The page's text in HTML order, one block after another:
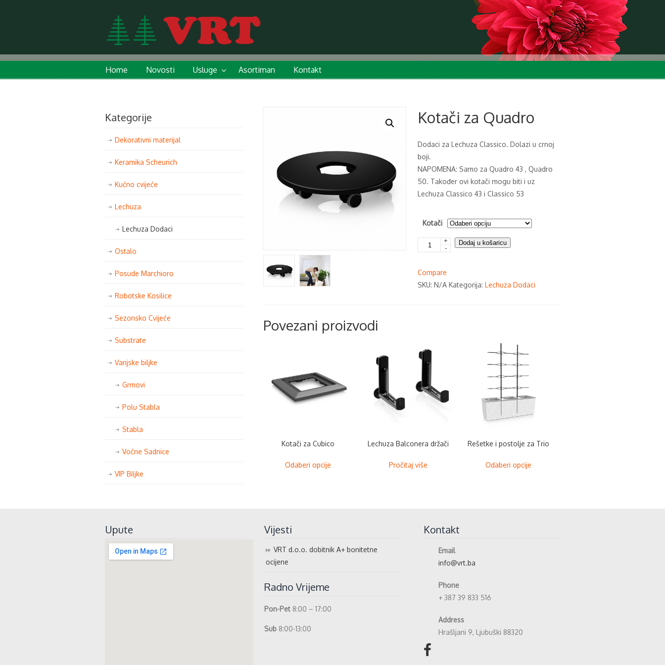
Home Novosti Usluge Asortiman Kontakt
Kotači za Quadro
Dodaci za Lechuza Classico. Dolazi u crnoj
boji.
NAPOMENA: Samo za Quadro 43 , Quadro
50. Također ovi kotači mogu biti i uz
Lechuza Classico 43 i Classico 53
Kotači
Kotači
Quadro
količina
+
-
Dodaj u košaricu
Compare
SKU: N/A Kategorija: Lechuza Dodaci
Povezani proizvodi
Kotači za Cubico
Odaberi opcije
product
product
Lechuza Balconera držači
Pročitaj više
Rešetke i postolje za Trio
Odaberi opcije
Kategorije
Dekorativni materijal
Keramika Scheurich
Kućno cvijeće
Lechuza
Lechuza Dodaci
Ostalo
Posude Marchioro
Robotske Kosilice
Sezonsko Cvijeće
Substrate
Vanjske biljke
Grmovi
Polu Stabla
Stabla
Voćne Sadnice
VIP Biljke
Upute Vijesti
VRT d.o.o. dobitnik A+ bonitetne
ocijene
Radno Vrijeme
Pon-Pet 8:00 – 17:00
Sub 8:00-13:00
Kontakt
Email
info@vrt.ba
Phone
+ 387 39 833 516
Address
Hrašljani 9, Ljubuški 88320